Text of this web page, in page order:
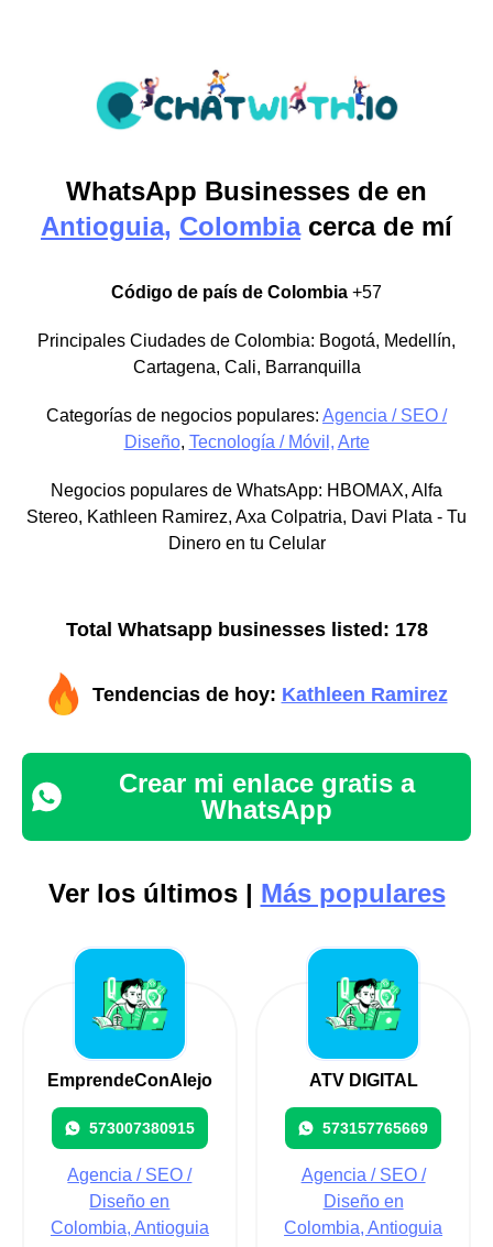
WhatsApp Businesses de en
Antioguia, Colombiacerca de mí
Código de país de Colombia +57
Principales Ciudades de Colombia: Bogotá, Medellín,
Cartagena, Cali, Barranquilla
Categorías de negocios populares: Agencia / SEO /
Diseño, Tecnología / Móvil, Arte
Negocios populares de WhatsApp: HBOMAX, Alfa
Stereo, Kathleen Ramirez, Axa Colpatria, Davi Plata - Tu
Dinero en tu Celular
Total Whatsapp businesses listed: 178
Tendencias de hoy: Kathleen Ramirez
Crear mi enlace gratis a
WhatsApp
Ver los últimos | Más populares
EmprendeConAlejo
573007380915
Agencia / SEO /
Diseño en
Colombia, Antioguia
ATV DIGITAL
573157765669
Agencia / SEO /
Diseño en
Colombia, Antioguia